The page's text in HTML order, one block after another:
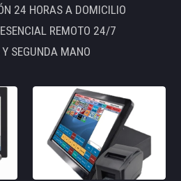
24 HORAS A DOMICILIO
REMOTO 24/7
SEGUNDA MANO